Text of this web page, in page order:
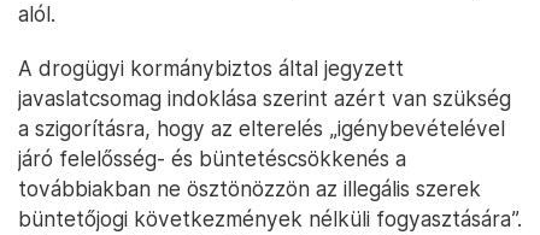
alól.
A drogügyi kormánybiztos által jegyzett
javaslatcsomag indoklása szerint azért van szükség
a szigorításra, hogy az elterelés „igénybevételével
járó felelősség- és büntetéscsökkenés a
továbbiakban ne ösztönözzön az illegális szerek
büntetőjogi következmények nélküli fogyasztására”.